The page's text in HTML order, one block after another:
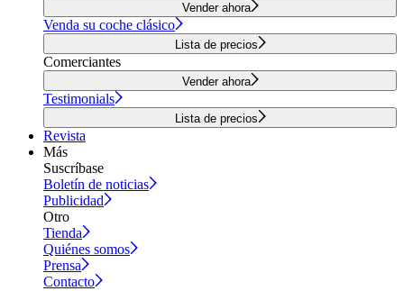
Vender ahora
Venda su coche clásico
Lista de precios
Comerciantes
Vender ahora
Testimonials
Lista de precios
Revista
Más
Suscríbase
Boletín de noticias
Publicidad
Otro
Tienda
Quiénes somos
Prensa
Contacto